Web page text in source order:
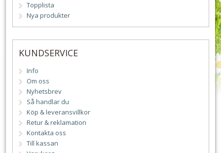
Topplista
Nya produkter
KUNDSERVICE
Info
Om oss
Nyhetsbrev
Så handlar du
Köp & leveransvillkor
Retur & reklamation
Kontakta oss
Till kassan